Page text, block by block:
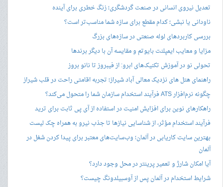
تعدیل نیروی انسانی در صنعت گردشگری؛ زنگ خطری برای آینده
ناودانی یا نبشی؛ کدام مقطع برای سازه شما مناسب‌تر است؟
بررسی کاربردهای لوله صنعتی در سازه‌های بزرگ
مزایا و معایب ایمپلنت بایوتم و مقایسه آن با دیگر برندها
تحولی نو در آموزش تکنیک‌های ابرو: از فیبروز تا نانو بروز
راهنمای هتل های نزدیک معالی آباد شیراز؛ تجربه اقامتی راحت در قلب شیراز
چگونه نرم‌افزار ATS فرآیند استخدام سازمان شما را متحول می‌کند؟
راهکارهای نوین برای افزایش امنیت در استفاده از آی پی ثابت برای ترید
فرآیند استخدام مؤثر، از شناسایی نیازها تا جذب نیرو به همراه چک لیست
بهترین سایت کاریابی در آلمان؛ وب‌سایت‌های معتبر برای پیدا کردن شغل در
آلمان
آیا امکان شارژ و تعمیر پرینتر در محل وجود دارد؟
شرایط استخدام در آلمان پس از آوسبیلدونگ چیست؟